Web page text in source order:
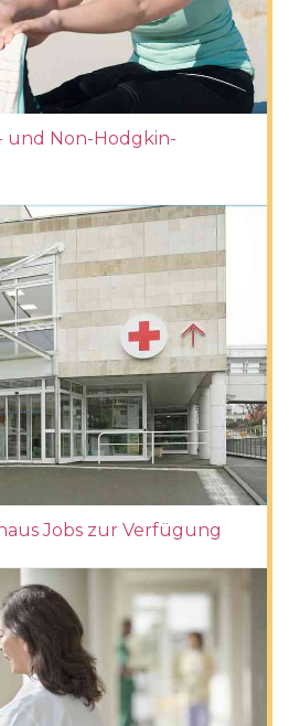
und Non-Hodgkin-
Jobs zur Verfügung